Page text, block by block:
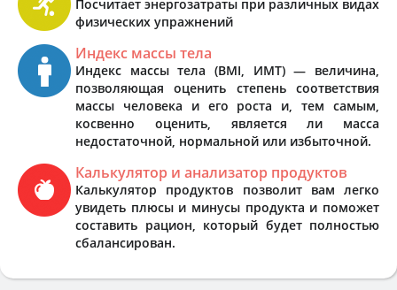
Посчитает энергозатраты при различных видах
физических упражнений
Индекс массы тела
Индекс массы тела (BMI, ИМТ) — величина,
позволяющая оценить степень соответствия
массы человека и его роста и, тем самым,
косвенно оценить, является ли масса
недостаточной, нормальной или избыточной.
Калькулятор и анализатор продуктов
Калькулятор продуктов позволит вам легко
увидеть плюсы и минусы продукта и поможет
составить рацион, который будет полностью
сбалансирован.